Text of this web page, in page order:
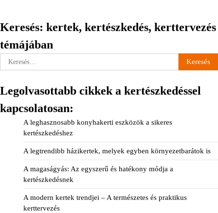
Keresés: kertek, kertészkedés, kerttervezés
témájában
Keresés:
Legolvasottabb cikkek a kertészkedéssel
kapcsolatosan:
A leghasznosabb konyhakerti eszközök a sikeres
kertészkedéshez
A legtrendibb házikertek, melyek egyben környezetbarátok is
A magaságyás: Az egyszerű és hatékony módja a
kertészkedésnek
A modern kertek trendjei – A természetes és praktikus
kerttervezés